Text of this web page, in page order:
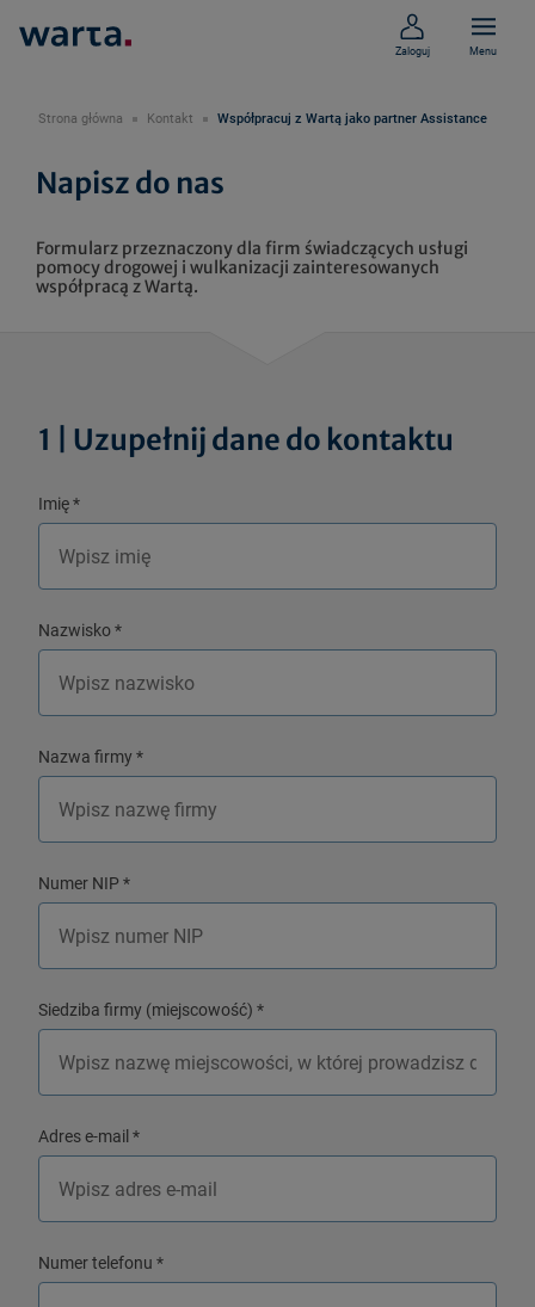
Zaloguj Menu
Strona główna Kontakt Współpracuj z Wartą jako partner Assistance
Napisz do nas
Formularz przeznaczony dla firm świadczących usługi
pomocy drogowej i wulkanizacji zainteresowanych
współpracą z Wartą.
1 | Uzupełnij dane do kontaktu
Imię*
Nazwisko*
Nazwa firmy*
Numer NIP *
Siedziba firmy (miejscowość) *
Adres e-mail *
Numer telefonu *